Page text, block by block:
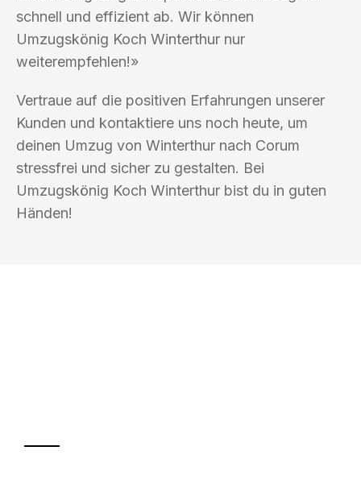
schnell und effizient ab. Wir können
Umzugskönig Koch Winterthur nur
weiterempfehlen!»
Vertraue auf die positiven Erfahrungen unserer
Kunden und kontaktiere uns noch heute, um
deinen Umzug von Winterthur nach Corum
stressfrei und sicher zu gestalten. Bei
Umzugskönig Koch Winterthur bist du in guten
Händen!